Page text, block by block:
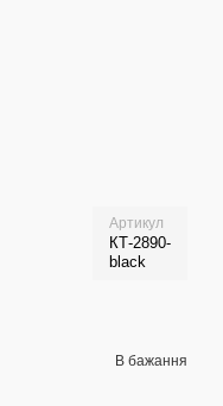
Артикул
КТ-2890-
black
В бажання